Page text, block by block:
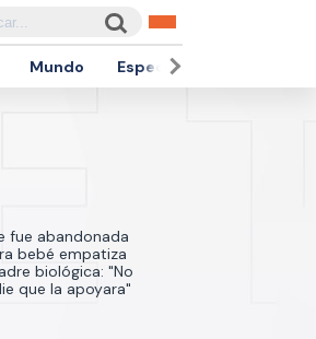
Mundo Espectáculos
fue abandonada
bebé empatiza
biológica: "No
que la apoyara"